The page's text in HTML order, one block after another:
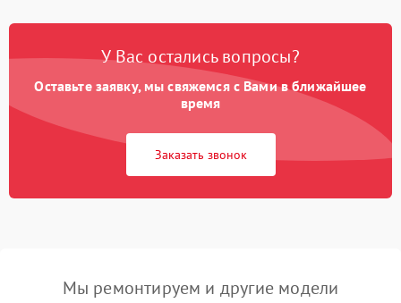
У Вас остались вопросы?
Оставьте заявку, мы свяжемся с Вами в ближайшее
время
Заказать звонок
Мы ремонтируем и другие модели